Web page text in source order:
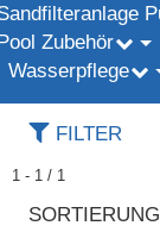
Zubehör
Wasserpflege
FILTER
1 - 1 / 1
SORTIERUNG